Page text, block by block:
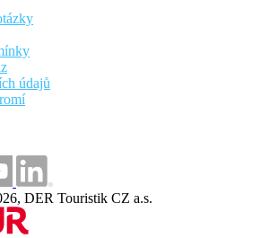
letiště
údajů
DER Touristik CZ a.s.